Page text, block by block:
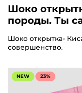
Шоко
породы. Ты
Шоко открытка-
совершенство.
NEW 23%